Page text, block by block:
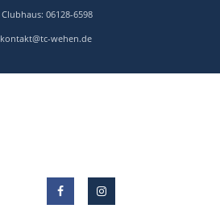
Clubhaus: 06128-6598
kontakt@tc-wehen.de